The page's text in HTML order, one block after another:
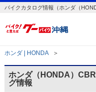
バイクカタログ情報（ホンダ（
ホンダ | HONDA ＞
ホンダ（HONDA）
グ情報